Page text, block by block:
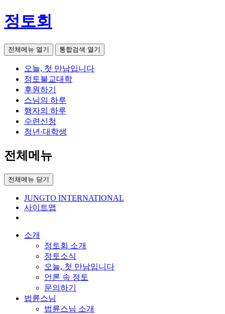
정토회
전체메뉴 열기 통합검색 열기
오늘, 첫 만남입니다
정토불교대학
후원하기
스님의 하루
행자의 하루
수련신청
청년·대학생
전체메뉴
전체메뉴 닫기
JUNGTO INTERNATIONAL
사이트맵
소개
정토회 소개
정토소식
오늘, 첫 만남입니다
언론 속 정토
문의하기
법륜스님
법륜스님 소개